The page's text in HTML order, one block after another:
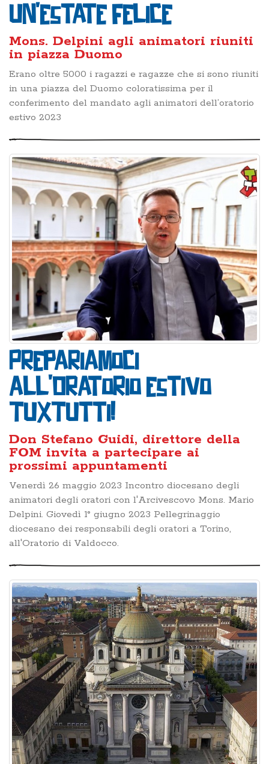
un'estate felice
Mons. Delpini agli animatori riuniti
in piazza Duomo
Erano oltre 5000 i ragazzi e ragazze che si sono riuniti
in una piazza del Duomo coloratissima per il
conferimento del mandato agli animatori dell’oratorio
estivo 2023
Prepariamoci
all'Oratorio estivo
TuXTutti!
Don Stefano Guidi, direttore della
FOM invita a partecipare ai
prossimi appuntamenti
Venerdì 26 maggio 2023 Incontro diocesano degli
animatori degli oratori con l'Arcivescovo Mons. Mario
Delpini. Giovedì 1° giugno 2023 Pellegrinaggio
diocesano dei responsabili degli oratori a Torino,
all'Oratorio di Valdocco.